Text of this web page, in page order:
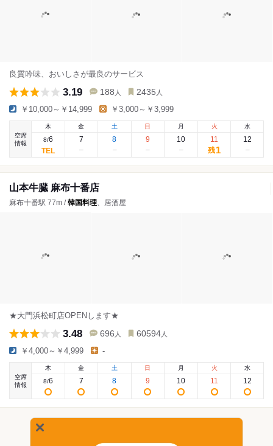
良質吟味、おいしさが最良のサービス
3.19 188 人 2435 人
￥10,000～￥14,999 ￥3,000～￥3,999
空席
情報
木
8/6
金
7
土
8
日
9
月
10
火
11
残1
水
12
山本牛臓 麻布十番店
麻布十番駅 77m /韓国料理、居酒屋
★大門浜松町店OPENします★
3.48 696 人 60594 人
￥4,000～￥4,999 -
空席
情報
木
8/6
金
7
土
8
日
9
月
10
火
11
水
12